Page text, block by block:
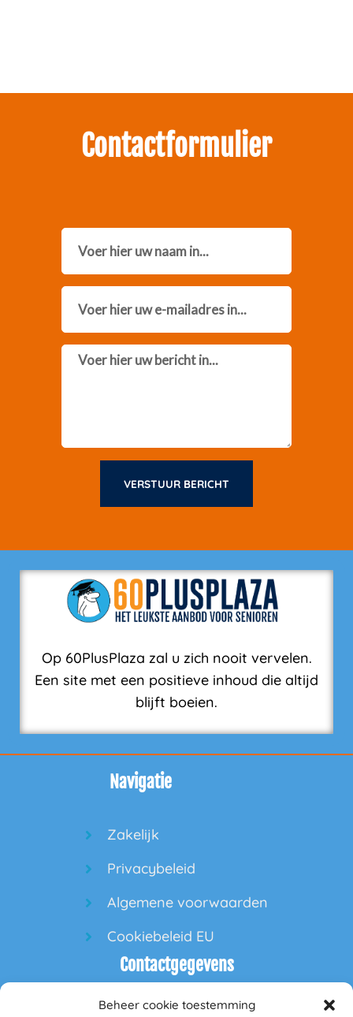
Beheer cookie toestemming
Contactformulier
Message
VERSTUUR BERICHT
Op 60PlusPlaza zal u zich nooit vervelen.
Een site met een positieve inhoud die altijd
blijft boeien.
Navigatie
Zakelijk
Privacybeleid
Algemene voorwaarden
Cookiebeleid EU
Contactgegevens